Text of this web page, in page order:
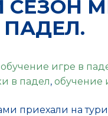
ПАДЕЛ.
обучение игре в
в падел, обучение
приехали на